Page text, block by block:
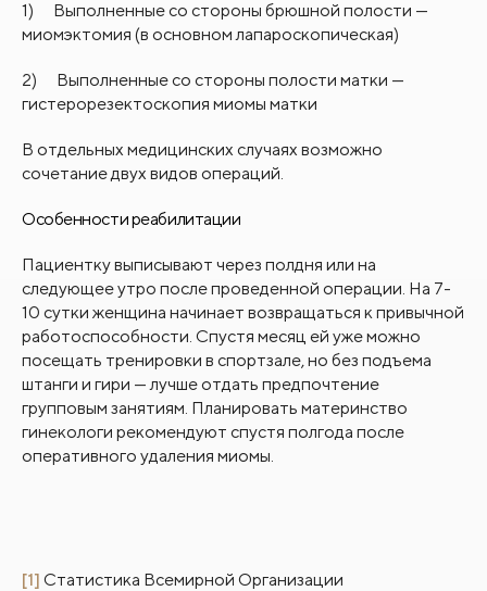
1) Выполненные со стороны брюшной полости —
миомэктомия (в основном лапароскопическая)
2) Выполненные со стороны полости матки —
гистерорезектоскопия миомы матки
В отдельных медицинских случаях возможно
сочетание двух видов операций.
Особенности реабилитации
Пациентку выписывают через полдня или на
следующее утро после проведенной операции. На 7-
10 сутки женщина начинает возвращаться к привычной
работоспособности. Спустя месяц ей уже можно
посещать тренировки в спортзале, но без подъема
штанги и гири — лучше отдать предпочтение
групповым занятиям. Планировать материнство
гинекологи рекомендуют спустя полгода после
оперативного удаления миомы.
[1] Статистика Всемирной Организации